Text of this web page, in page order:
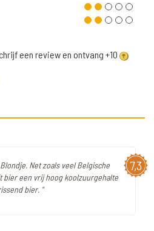
een review en ontvang +10
7,3
Net zoals veel Belgische
bier een vrij hoog koolzuurgehalte
bier. "